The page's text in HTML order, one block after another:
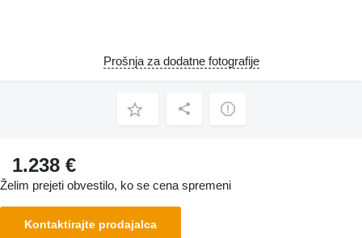
Prošnja za dodatne fotografije
1.238 €
Želim prejeti obvestilo, ko se cena spremeni
Kontaktirajte prodajalca